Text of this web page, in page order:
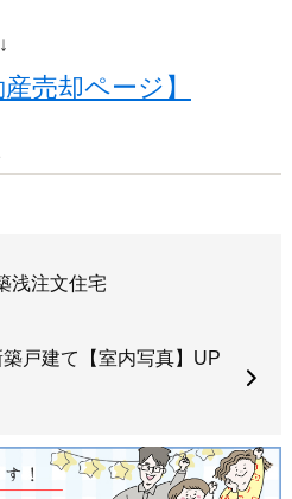
売却ページ】
浅注文住宅
戸建て【室内写真】UP